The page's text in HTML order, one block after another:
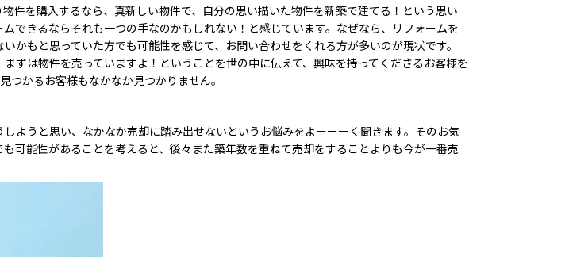
件を購入するなら、真新しい物件で、自分の思い描いた物件を新築で建てる！という思い
できるならそれも一つの手なのかもしれない！と感じています。なぜなら、リフォームを
もと思っていた方でも可能性を感じて、お問い合わせをくれる方が多いのが現状です。
ずは物件を売っていますよ！ということを世の中に伝えて、興味を持ってくださるお客様を
かるお客様もなかなか見つかりません。
ようと思い、なかなか売却に踏み出せないというお悩みをよーーーく聞きます。そのお気
可能性があることを考えると、後々また築年数を重ねて売却をすることよりも今が一番売